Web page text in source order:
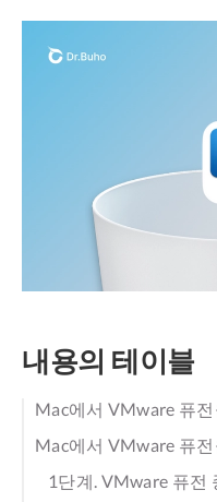
내용의 테이블
Mac에서 VMware 퓨
Mac에서 VMware 퓨
1단계. VMware 퓨전